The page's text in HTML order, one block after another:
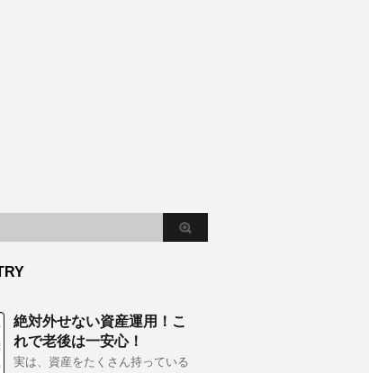
絶対外せない資産運用！こ
れで老後は一安心！
実は、資産をたくさん持っている